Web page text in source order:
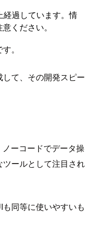
経過しています。情
ください。
。
て、その開発スピー
ーコードでデータ操
ールとして注目され
同等に使いやすいも